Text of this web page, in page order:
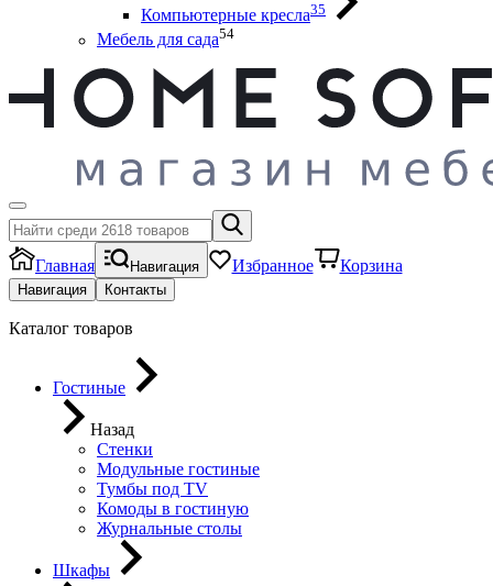
Компьютерные кресла35
Мебель для сада54
Главная Навигация Избранное Корзина
Навигация Контакты
Каталог товаров
Гостиные
Назад
Стенки
Модульные гостиные
Тумбы под ТV
Комоды в гостиную
Журнальные столы
Шкафы